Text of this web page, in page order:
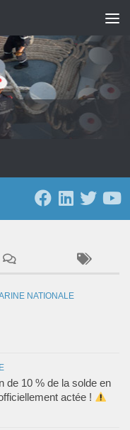
NATIONALE
de 10 % de la solde en
actée !